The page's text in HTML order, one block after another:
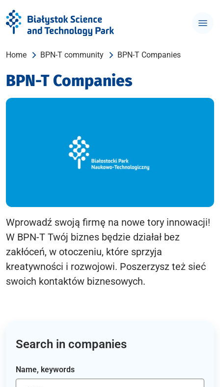
Home BPN-T community BPN-T Companies
BPN-T Companies
Wprowadź swoją firmę na nowe tory innowacji!
W BPN-T Twój biznes będzie działał bez
zakłóceń, w otoczeniu, które sprzyja
kreatywności i rozwojowi. Poszerzysz też sieć
swoich kontaktów biznesowych.
Search in companies
Name, keywords